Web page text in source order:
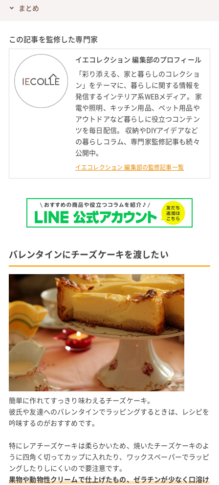
まとめ
この記事を監修した専門家
イエコレクション 編集部のプロフィール
「彩り添える、家と暮らしのコレクショ
ン」をテーマに、暮らしに関する情報を
発信するインテリア系WEBメディア。 家
電や照明、キッチン用品、ペット用品や
アウトドアなど暮らしに役立つコンテン
ツを毎日配信。 収納やDIYアイデアなど
の暮らしコラム、専門家監修記事も続々
公開中。
イエコレクション 編集部の監修記事一覧
バレンタインにチーズケーキを渡したい
簡単に作れてすっきり味わえるチーズケーキ。
彼氏や友達へのバレンタインでラッピングするときは、レシピを
吟味するのがおすすめです。
特にレアチーズケーキは柔らかいため、焼いたチーズケーキのよ
うに四角く切ってカップに入れたり、ワックスペーパーでラッピ
ングしたりしにくいので要注意です。
果物や動物性クリームで仕上げたもの、ゼラチンが少なく口溶け